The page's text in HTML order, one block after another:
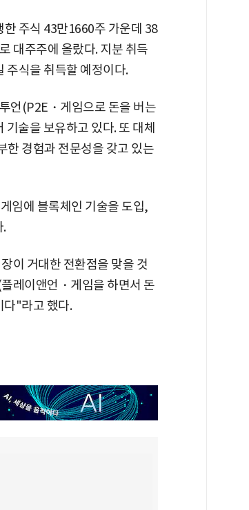
주식 43만1660주 가운데 38
대주주에 올랐다. 지분 취득
주식을 취득할 예정이다.
언(P2E・게임으로 돈을 버는
술을 보유하고 있다. 또 대체
경험과 전문성을 갖고 있는
임에 블록체인 기술을 도입,
.
이 거대한 전환점을 맞을 것
레이앤언・게임을 하면서 돈
다"라고 했다.